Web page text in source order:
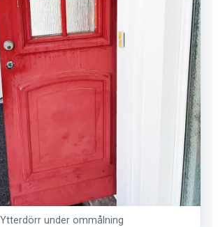
Ytterdörr under ommålning